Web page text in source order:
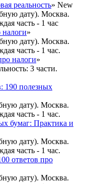
реальность» New
дату). Москва.
часть - 1 час
»
дату). Москва.
часть - 1 час.
налоги»
3 части.
190 полезных
дату). Москва.
часть - 1 час.
бумаг: Практика и
дату). Москва.
часть - 1 чаc.
ответов про
дату). Москва.